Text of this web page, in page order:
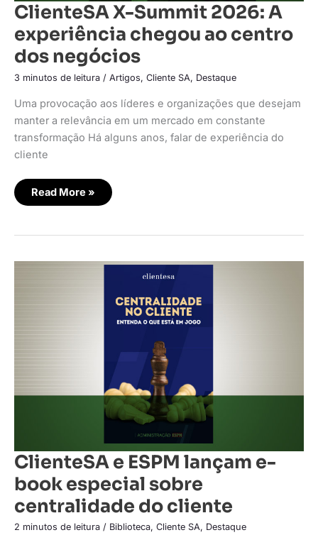
ClienteSA X-Summit 2026: A
experiência chegou ao centro
dos negócios
3 minutos de leitura / Artigos, Cliente SA, Destaque
Uma provocação aos líderes e organizações que desejam
manter a relevância em um mercado em constante
transformação Há alguns anos, falar de experiência do
cliente
Read More »
ClienteSA e ESPM lançam e-
book especial sobre
centralidade do cliente
2 minutos de leitura / Biblioteca, Cliente SA, Destaque
ClienteSA